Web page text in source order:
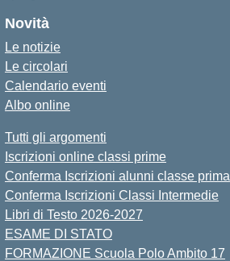
Novità
Le notizie
Le circolari
Calendario eventi
Albo online
Tutti gli argomenti
Iscrizioni online classi prime
Conferma Iscrizioni alunni classe prima
Conferma Iscrizioni Classi Intermedie
Libri di Testo 2026-2027
ESAME DI STATO
FORMAZIONE Scuola Polo Ambito 17